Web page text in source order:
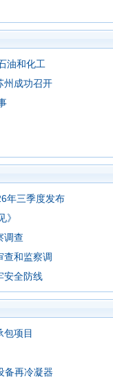
油和化工
州成功召开
年三季度发布
调查
查和监察调
安全防线
包项目
备再冷凝器